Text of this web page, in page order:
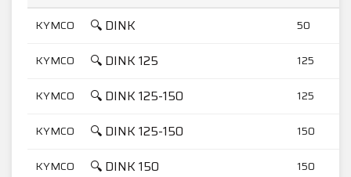
KYMCO
🔍 DINK 50
KYMCO 🔍 DINK 125 125
KYMCO 🔍 DINK 125-150 125
KYMCO 🔍 DINK 125-150 150
KYMCO 🔍 DINK 150 150